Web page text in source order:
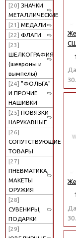
[20] ЗНАЧКИ
МЕТАЛЛИЧЕСКИЕ
[21] МЕДАЛИ
[22] ФЛАГИ
[23]
ШЕЛКОГРАФИЯ
(шевроны и
вымпелы)
[24] "ФОЛЬГА"
И ПРОЧИЕ
НАШИВКИ
[25] ПОВЯЗКИ
НАРУКАВНЫЕ
[26]
СОПУТСТВУЮЩИЕ
ТОВАРЫ
[27]
ПНЕВМАТИКА,
МАКЕТЫ
ОРУЖИЯ
[28]
СУВЕНИРЫ,
ПОДАРКИ
[29]